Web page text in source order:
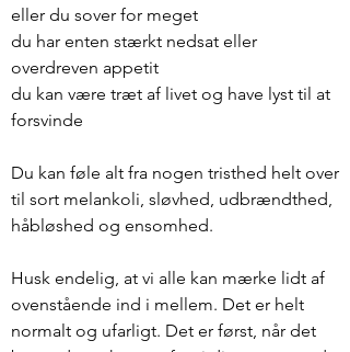
eller du sover for meget
du har enten stærkt nedsat eller
overdreven appetit
du kan være træt af livet og have lyst til at
forsvinde
Du kan føle alt fra nogen tristhed helt over
til sort melankoli, sløvhed, udbrændthed,
håbløshed og ensomhed.
Husk endelig, at vi alle kan mærke lidt af
ovenstående ind i mellem. Det er helt
normalt og ufarligt. Det er først, når det